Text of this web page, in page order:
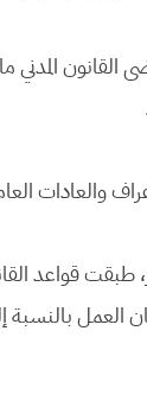
المدني
والعادات
طبقت قواعد
العمل